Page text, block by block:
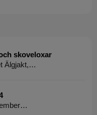
skoveloxar
Älgjakt,…